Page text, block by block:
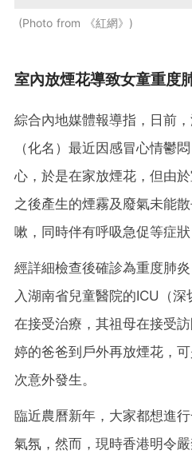
Photo from 《紅網》
室內放煙花導致女童重度
綜合內地媒體報導指，日前
（化名）最近因感冒心情鬱
心，於是在家放煙花，但由
之後產生的煙霧及廢氣未能
嗽，同時伴有呼吸急促等症
經詳細檢查後確診為重度肺
入湖南省兒童醫院的ICU（
在接受治療，其祖母在接受
婷的爸爸到戶外再放煙花，
次意外發生。
臨近農曆新年，大家都想進
氣氛，然而，現時香港明令